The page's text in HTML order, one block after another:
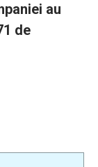
au
de